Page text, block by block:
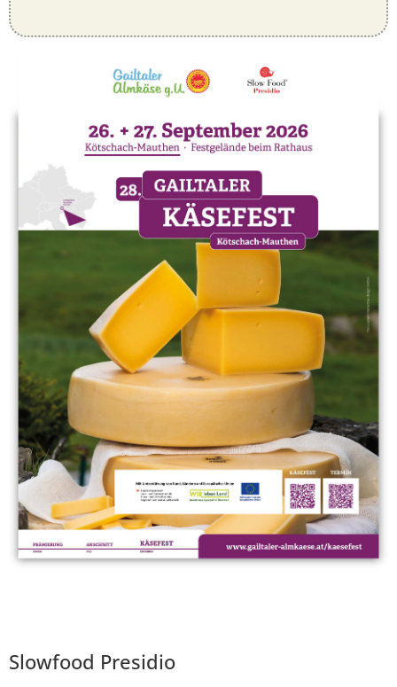
Slowfood Presidio